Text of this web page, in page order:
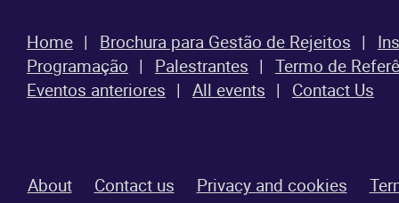
Home Brochura para Gestão de Rejeitos
Programação
Palestrantes
Termo de
Eventos anteriores
All events Contact Us
About Contact us Privacy and cookies